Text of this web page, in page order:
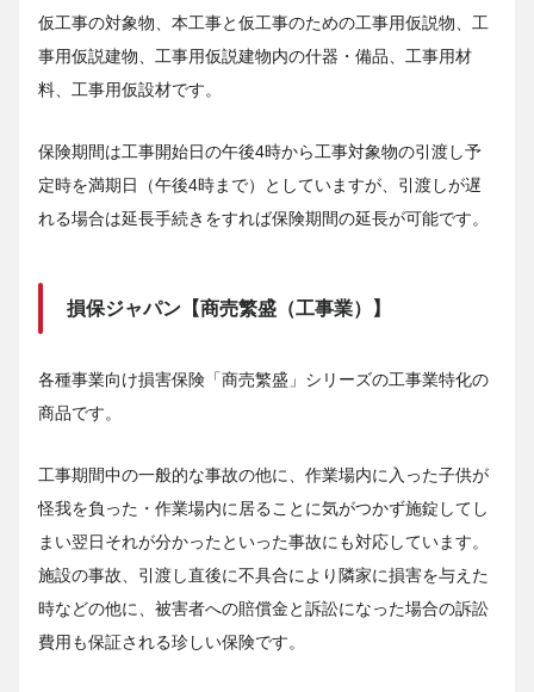
仮工事の対象物、本工事と仮工事のための工事用仮説物、工
事用仮説建物、工事用仮説建物内の什器・備品、工事用材
料、工事用仮設材です。
保険期間は工事開始日の午後4時から工事対象物の引渡し予
定時を満期日（午後4時まで）としていますが、引渡しが遅
れる場合は延長手続きをすれば保険期間の延長が可能です。
損保ジャパン【商売繁盛（工事業）】
各種事業向け損害保険「商売繁盛」シリーズの工事業特化の
商品です。
工事期間中の一般的な事故の他に、作業場内に入った子供が
怪我を負った・作業場内に居ることに気がつかず施錠してし
まい翌日それが分かったといった事故にも対応しています。
施設の事故、引渡し直後に不具合により隣家に損害を与えた
時などの他に、被害者への賠償金と訴訟になった場合の訴訟
費用も保証される珍しい保険です。